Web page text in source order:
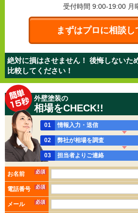
受付時間 9:00-19:00 月
まずはプロに相談し
絶対に損はさせません！ 後悔しないた
比較してください！
外壁塗装の
相場をCHECK!!
01 情報入力・送信
02 弊社が相場を調査
03 担当者よりご連絡
お名前 必須
電話番号 必須
メール 必須